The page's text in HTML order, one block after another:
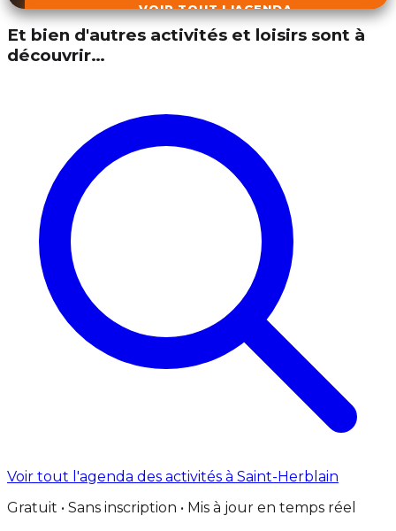
VOIR TOUT L'AGENDA
Et bien d'autres activités et loisirs sont à
découvrir…
Voir tout l'agenda des activités à Saint-Herblain
Gratuit • Sans inscription • Mis à jour en temps réel